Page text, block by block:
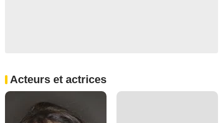
Acteurs et actrices